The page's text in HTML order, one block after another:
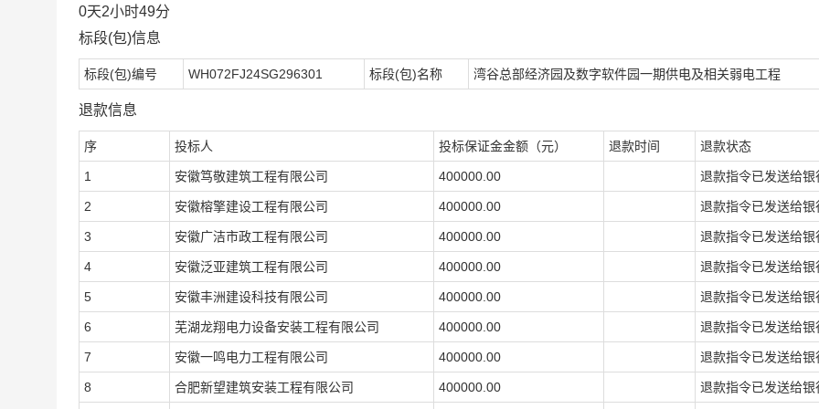
0天2小时49分
标段(包)信息
标段(包)编号 WH072FJ24SG296301 标段(包)名称 湾谷总部经济园及数字软件园一期供电及相关弱电工程
退款信息
序 投标人 投标保证金金额（元） 退款时间 退款状态
1 安徽笃敬建筑工程有限公司 400000.00 退款指令已发送给银
2 安徽榕擎建设工程有限公司 400000.00 退款指令已发送给银
3 安徽广洁市政工程有限公司 400000.00 退款指令已发送给银
4 安徽泛亚建筑工程有限公司 400000.00 退款指令已发送给银
5 安徽丰洲建设科技有限公司 400000.00 退款指令已发送给银
6 芜湖龙翔电力设备安装工程有限公司 400000.00 退款指令已发送给银
7 安徽一鸣电力工程有限公司 400000.00 退款指令已发送给银
8 合肥新望建筑安装工程有限公司 400000.00 退款指令已发送给银